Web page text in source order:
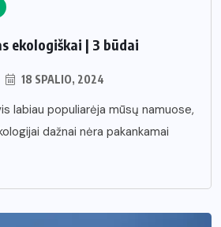
ekologiškai | 3 būdai
18 SPALIO, 2024
labiau populiarėja mūsų namuose,
dažnai nėra pakankamai